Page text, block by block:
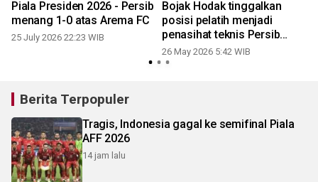
Piala Presiden 2026 - Persib
menang 1-0 atas Arema FC
25 July 2026 22:23 WIB
Bojak Hodak tinggalkan
posisi pelatih menjadi
penasihat teknis Persib
Bandung
26 May 2026 5:42 WIB
Berita Terpopuler
Tragis, Indonesia gagal ke semifinal Piala
AFF 2026
14 jam lalu